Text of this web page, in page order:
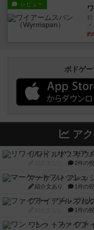
レビュー
初
約
ボドゲ
ア
リワイルド：サウ
2件の
マーケットフレッ
紹介文あり 1件の
ファイアー・ブル
1件の
ワン・トゥ・ファ